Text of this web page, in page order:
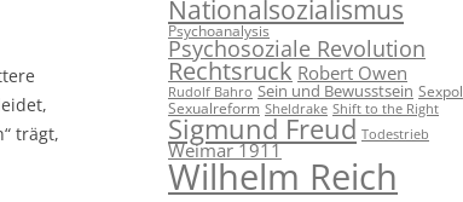
trägt,
Nationalsozialismus
Psychoanalysis
Psychosoziale Revolution
Rechtsruck Robert Owen
Rudolf Bahro Sein und Bewusstsein Sexpol
Sexualreform Sheldrake Shift to the Right
Sigmund Freud Todestrieb
Weimar 1911
Wilhelm Reich